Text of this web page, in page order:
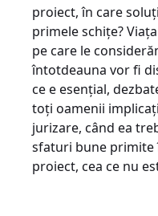
proiect, în care
primele schițe?
pe care le
întotdeauna vor fi
ce e esențial,
toți oamenii
jurizare, când ea
sfaturi bune primite
proiect, cea ce nu